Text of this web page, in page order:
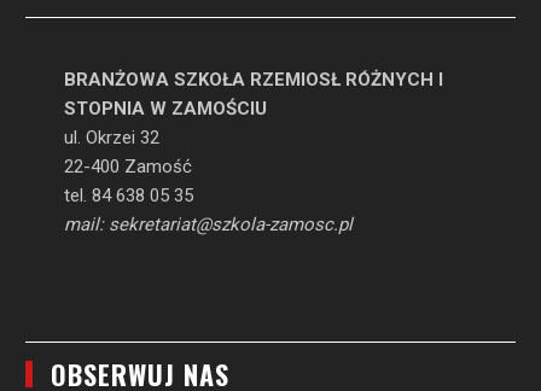
BRANŻOWA SZKOŁA RZEMIOSŁ RÓŻNYCH I
STOPNIA W ZAMOŚCIU
ul. Okrzei 32
22-400 Zamość
tel. 84 638 05 35
mail: sekretariat@szkola-zamosc.pl
OBSERWUJ NAS